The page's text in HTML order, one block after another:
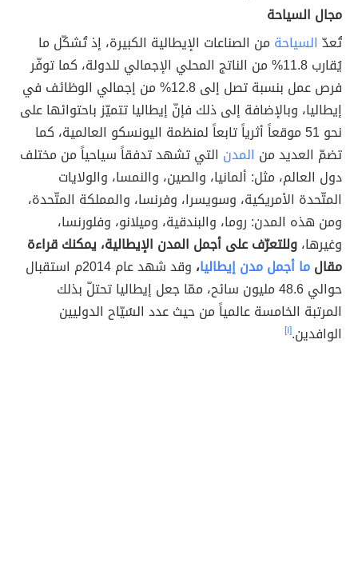
مجال السياحة
تُعدّ السياحة من الصناعات الإيطالية الكبيرة، إذ تُشكّل ما
يُقارب 11.8% من الناتج المحلي الإجمالي للدولة، كما توفّر
فرص عمل بنسبة تصل إلى 12.8% من إجمالي الوظائف في
إيطاليا، وبالإضافة إلى ذلك فإنّ إيطاليا تتميّز باحتوائها على
نحو 51 موقعاً أثرياً تابعاً لمنظمة اليونسكو العالمية، كما
تضمّ العديد من المدن التي تشهد تدفقاً سياحياً من مختلف
دول العالم، مثل: ألمانيا، والصين، والنمسا، والولايات
المتّحدة الأمريكية، وسويسرا، وفرنسا، والمملكة المتّحدة،
ومن هذه المدن: روما، والبندقية، وميلانو، وفلورنسا،
وغيرها،وللتعرّف على أجمل المدن الإيطالية، يمكنك قراءة
مقالما أجمل مدن إيطاليا،
وقد شهد عام 2014م استقبال
حوالي 48.6 مليون سائح، ممّا جعل إيطاليا تحتلّ بذلك
المرتبة الخامسة عالمياً من حيث عدد السُيّاح الدوليين
الوافدين.[١]